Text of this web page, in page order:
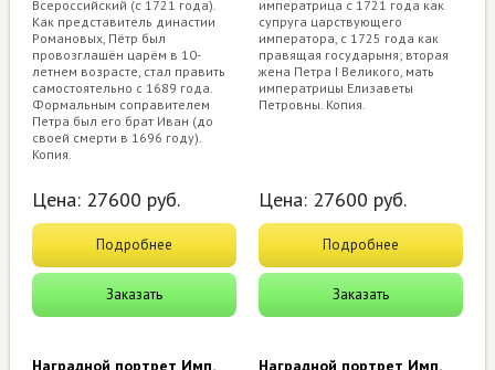
Всероссийский (с 1721 года).
Как представитель династии
Романовых, Пётр был
провозглашён царём в 10-
летнем возрасте, стал править
самостоятельно с 1689 года.
Формальным соправителем
Петра был его брат Иван (до
своей смерти в 1696 году).
Копия.
Цена: 27600 руб.
Подробнее
Заказать
императрица с 1721 года как
супруга царствующего
императора, с 1725 года как
правящая государыня; вторая
жена Петра I Великого, мать
императрицы Елизаветы
Петровны. Копия.
Цена: 27600 руб.
Подробнее
Заказать
Наградной портрет Имп.
Наградной портрет Имп.